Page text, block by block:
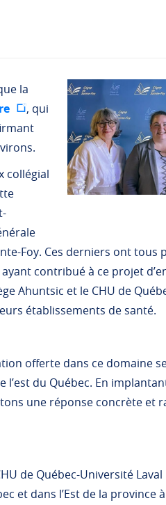
la
, qui
collégial
Foy. Ces derniers ont tous
contribué à ce projet
Ahuntsic et le CHU de
établissements de santé.
offerte dans ce domaine
du Québec. En
une réponse concrète et
de Québec-Université
et dans l’Est de la province